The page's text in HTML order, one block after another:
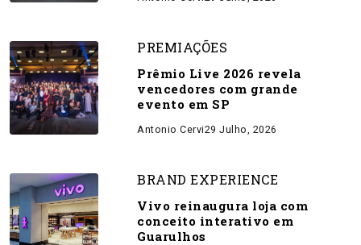
PREMIAÇÕES
Prêmio Live 2026 revela
vencedores com grande
evento em SP
Antonio Cervi29 Julho, 2026
BRAND EXPERIENCE
Vivo reinaugura loja com
conceito interativo em
Guarulhos